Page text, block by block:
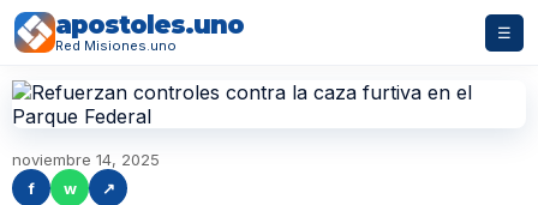
apostoles.uno
Red Misiones.uno
☰
noviembre 14, 2025
f
w ↗